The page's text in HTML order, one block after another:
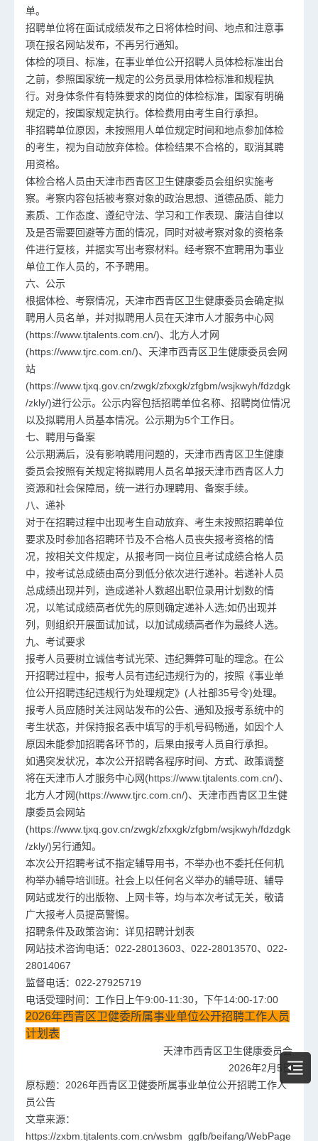
单。
招聘单位将在面试成绩发布之日将体检时间、地点和注意事
项在报名网站发布，不再另行通知。
体检的项目、标准，在事业单位公开招聘人员体检标准出台
之前，参照国家统一规定的公务员录用体检标准和规程执
行。对身体条件有特殊要求的岗位的体检标准，国家有明确
规定的，按国家规定执行。体检费用由考生自行承担。
非招聘单位原因，未按照用人单位规定时间和地点参加体检
的考生，视为自动放弃体检。体检结果不合格的，取消其聘
用资格。
体检合格人员由天津市西青区卫生健康委员会组织实施考
察。考察内容包括被考察对象的政治思想、道德品质、能力
素质、工作态度、遵纪守法、学习和工作表现、廉洁自律以
及是否需要回避等方面的情况，同时对被考察对象的资格条
件进行复核，并据实写出考察材料。经考察不宜聘用为事业
单位工作人员的，不予聘用。
六、公示
根据体检、考察情况，天津市西青区卫生健康委员会确定拟
聘用人员名单，并对拟聘用人员在天津市人才服务中心网
(https://www.tjtalents.com.cn/)、北方人才网
(https://www.tjrc.com.cn/)、天津市西青区卫生健康委员会网
站
(https://www.tjxq.gov.cn/zwgk/zfxxgk/zfgbm/wsjkwyh/fdzdgk
/zkly/)进行公示。公示内容包括招聘单位名称、招聘岗位情况
以及拟聘用人员基本情况。公示期为5个工作日。
七、聘用与备案
公示期满后，没有影响聘用问题的，天津市西青区卫生健康
委员会按照有关规定将拟聘用人员名单报天津市西青区人力
资源和社会保障局，统一进行办理聘用、备案手续。
八、递补
对于在招聘过程中出现考生自动放弃、考生未按照招聘单位
要求及时参加各招聘环节及不合格人员丧失报考资格的情
况，按相关文件规定，从报考同一岗位且考试成绩合格人员
中，按考试总成绩由高分到低分依次进行递补。若递补人员
总成绩出现并列，造成递补人数超出职位录用计划数的情
况，以笔试成绩高者优先的原则确定递补人选;如仍出现并
列，则组织开展面试加试，以加试成绩高者作为最终人选。
九、考试要求
报考人员要树立诚信考试光荣、违纪舞弊可耻的理念。在公
开招聘过程中，报考人员有违纪违规行为的，按照《事业单
位公开招聘违纪违规行为处理规定》(人社部35号令)处理。
报考人员应随时关注网站发布的公告、通知及报考系统中的
考生状态，并保持报名表中填写的手机号码畅通，如因个人
原因未能参加招聘各环节的，后果由报考人员自行承担。
如遇突发状况，本次公开招聘各程序时间、方式、政策调整
将在天津市人才服务中心网(https://www.tjtalents.com.cn/)、
北方人才网(https://www.tjrc.com.cn/)、天津市西青区卫生健
康委员会网站
(https://www.tjxq.gov.cn/zwgk/zfxxgk/zfgbm/wsjkwyh/fdzdgk
/zkly/)另行通知。
本次公开招聘考试不指定辅导用书，不举办也不委托任何机
构举办辅导培训班。社会上以任何名义举办的辅导班、辅导
网站或发行的出版物、上网卡等，均与本次考试无关，敬请
广大报考人员提高警惕。
招聘条件及政策咨询：详见招聘计划表
网站技术咨询电话：022-28013603、022-28013570、022-
28014067
监督电话：022-27925719
电话受理时间：工作日上午9:00-11:30，下午14:00-17:00
2026年西青区卫健委所属事业单位公开招聘工作人员
计划表
天津市西青区卫生健康委员会
2026年2月5日
原标题：2026年西青区卫健委所属事业单位公开招聘工作人
员公告
文章来源：
https://zxbm.tjtalents.com.cn/wsbm_ggfb/beifang/WebPage